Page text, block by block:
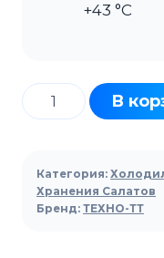
+43 °C
Количество
товара
холодильный
для
пиццы
В
Категория:
Хранения Салатов
Бренд: ТЕХНО-ТТ